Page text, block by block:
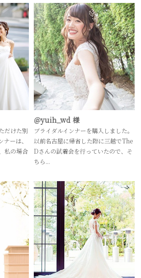
だけた別
ーは、
私の場合
＠yuih_wd 様
ブライダルインナーを購入しました。
以前名古屋に帰省した際に三越でThe
Dさんの試着会を行っていたので、そ
ちら...